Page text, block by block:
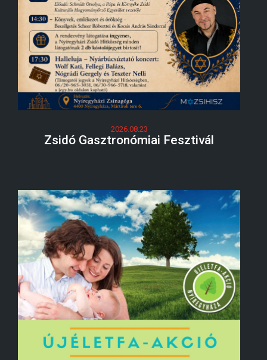
2026.08.23
Zsidó Gasztronómiai Fesztivál